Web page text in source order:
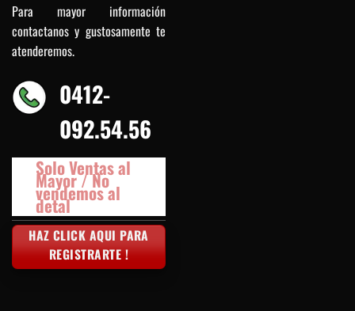
Para mayor información
contactanos y gustosamente te
atenderemos.
0412-
092.54.56
Solo Ventas al
Mayor / No
vendemos al
detal
HAZ CLICK AQUI PARA
REGISTRARTE !